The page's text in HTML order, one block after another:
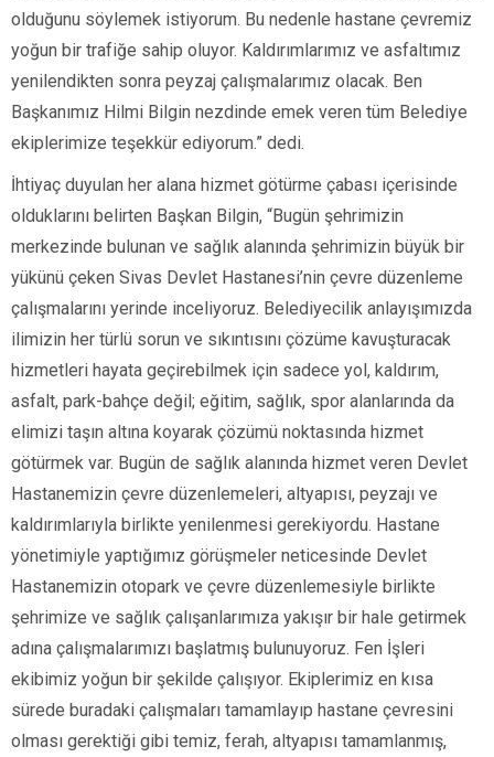
olduğunu söylemek istiyorum. Bu nedenle hastane çevremiz
yoğun bir trafiğe sahip oluyor. Kaldırımlarımız ve asfaltımız
yenilendikten sonra peyzaj çalışmalarımız olacak. Ben
Başkanımız Hilmi Bilgin nezdinde emek veren tüm Belediye
ekiplerimize teşekkür ediyorum.” dedi.
İhtiyaç duyulan her alana hizmet götürme çabası içerisinde
olduklarını belirten Başkan Bilgin, “Bugün şehrimizin
merkezinde bulunan ve sağlık alanında şehrimizin büyük bir
yükünü çeken Sivas Devlet Hastanesi’nin çevre düzenleme
çalışmalarını yerinde inceliyoruz. Belediyecilik anlayışımızda
ilimizin her türlü sorun ve sıkıntısını çözüme kavuşturacak
hizmetleri hayata geçirebilmek için sadece yol, kaldırım,
asfalt, park-bahçe değil; eğitim, sağlık, spor alanlarında da
elimizi taşın altına koyarak çözümü noktasında hizmet
götürmek var. Bugün de sağlık alanında hizmet veren Devlet
Hastanemizin çevre düzenlemeleri, altyapısı, peyzajı ve
kaldırımlarıyla birlikte yenilenmesi gerekiyordu. Hastane
yönetimiyle yaptığımız görüşmeler neticesinde Devlet
Hastanemizin otopark ve çevre düzenlemesiyle birlikte
şehrimize ve sağlık çalışanlarımıza yakışır bir hale getirmek
adına çalışmalarımızı başlatmış bulunuyoruz. Fen İşleri
ekibimiz yoğun bir şekilde çalışıyor. Ekiplerimiz en kısa
sürede buradaki çalışmaları tamamlayıp hastane çevresini
olması gerektiği gibi temiz, ferah, altyapısı tamamlanmış,